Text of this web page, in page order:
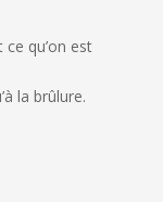
qu’on est
la brûlure.